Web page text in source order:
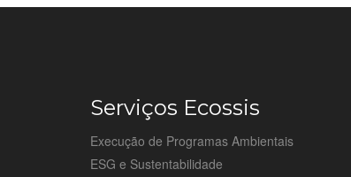
Serviços Ecossis
Execução de Programas Ambientais
ESG e Sustentabilidade